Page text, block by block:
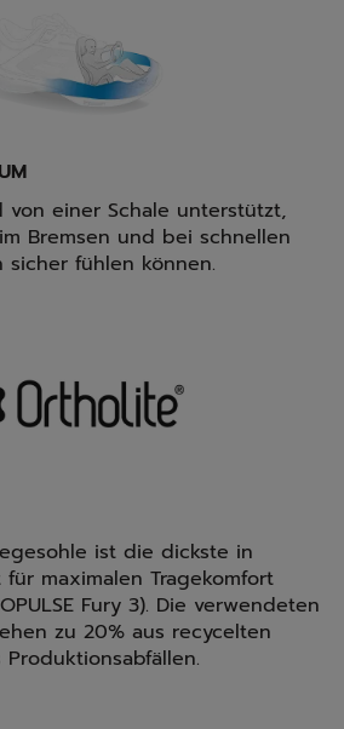
von einer Schale unterstützt,
Bremsen und bei schnellen
sicher fühlen können.
ist die dickste in
maximalen Tragekomfort
Fury 3). Die verwendeten
zu 20% aus recycelten